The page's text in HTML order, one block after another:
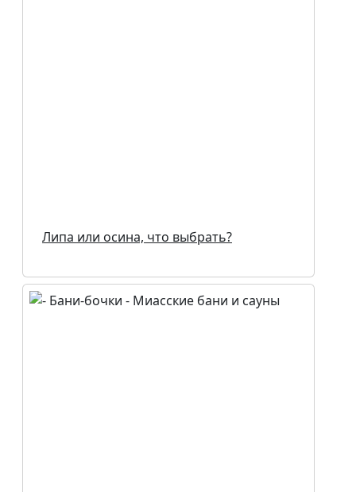
Липа или осина, что выбрать?